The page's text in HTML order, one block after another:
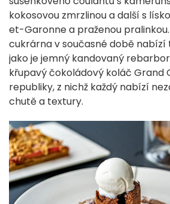
kokosovou zmrzlinou a další s
et-Garonne a praženou
cukrárna v současné době nabízí
jako je jemný kandovaný
křupavý čokoládový koláč Grand
republiky, z nichž každý nabízí
chutě a textury.